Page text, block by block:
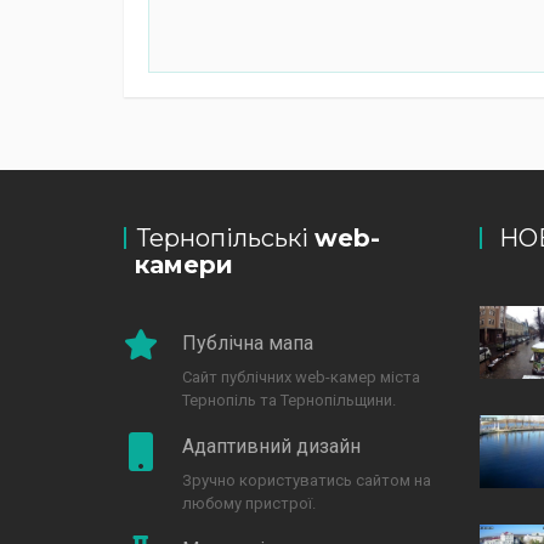
Тернопільські web-
камери
Публічна мапа
Сайт публічних web-камер міста
Тернопіль та Тернопільщини.
Адаптивний дизайн
Зручно користуватись сайтом на
любому пристрої.